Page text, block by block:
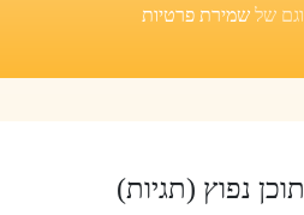
וגם של שמירת פרטיות
תוכן נפוץ (תגיות)